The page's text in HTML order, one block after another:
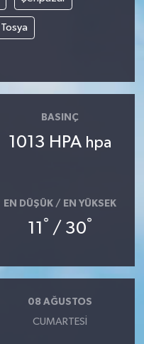
Tosya
BASINÇ
1013 HPA hpa
EN DÜŞÜK / EN YÜKSEK
11 ° / 30°
08 AĞUSTOS
CUMARTESI